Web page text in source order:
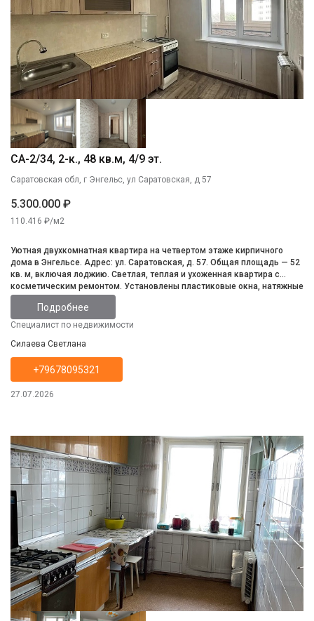
СА-2/34, 2-к., 48 кв.м, 4/9 эт.
Саратовская обл, г Энгельс, ул Саратовская, д 57
5.300.000 ₽
110.416 ₽/м2
Уютная двухкомнатная квартира на четвертом этаже кирпичного
дома в Энгельсе. Адрес: ул. Саратовская, д. 57. Общая площадь — 52
кв. м, включая лоджию. Светлая, теплая и ухоженная квартира с
косметическим ремонтом. Установлены пластиковые окна, натяжные
потолки и новые радиаторы отопления. Просторная застекленная
лоджия. Санузел раздельный. Удобное расположение с хорошей
транспортной доступностью. Магазины рядом. Квартира идеально
Подробнее
Специалист по недвижимости
Силаева Светлана
+79678095321
27.07.2026